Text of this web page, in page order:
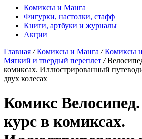
Комиксы и Манга
Фигурки, настолки, стафф
Книги, артбуки и журналы
Акции
Главная / Комиксы и Манга / Комиксы
Мягкий и твердый переплет /
комиксах. Иллюстрированный
двух колесах
Комикс
курс в комиксах.